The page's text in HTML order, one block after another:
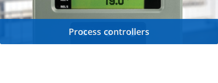
Process controllers